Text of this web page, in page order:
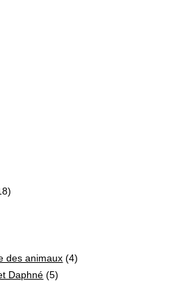
des animaux (4)
Daphné (5)